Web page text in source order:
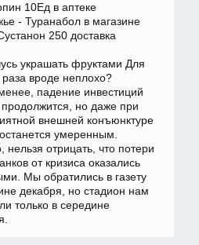
10Ед в аптеке
- Туранабол в магазине
250 доставка
украшать фруктами Для
раза вроде неплохо?
падение инвестиций
но даже при
внешней конъюнктуре
умеренным.
нельзя отрицать, что потери
от кризиса оказались
Мы обратились в газету
декабря, но стадион нам
только в середине